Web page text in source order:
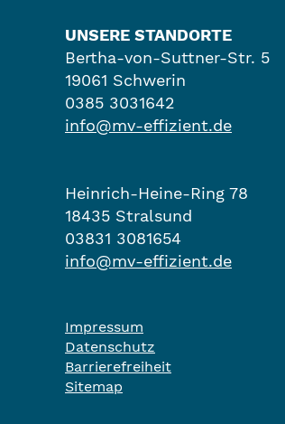
UNSERE STANDORTE
Bertha-von-Suttner-Str. 5
19061 Schwerin
0385 3031642
info@mv-effizient.de
Heinrich-Heine-Ring 78
18435 Stralsund
03831 3081654
info@mv-effizient.de
Impressum
Datenschutz
Barrierefreiheit
Sitemap